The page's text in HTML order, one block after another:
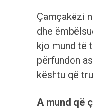
Çamçakëzi
dhe
kjo mund të
përfundon
kështu që
A mund që